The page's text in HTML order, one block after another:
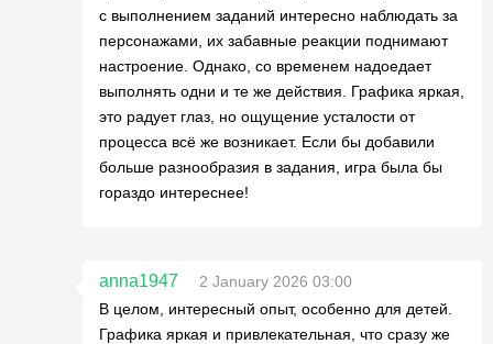
с выполнением заданий интересно наблюдать за
персонажами, их забавные реакции поднимают
настроение. Однако, со временем надоедает
выполнять одни и те же действия. Графика яркая,
это радует глаз, но ощущение усталости от
процесса всё же возникает. Если бы добавили
больше разнообразия в задания, игра была бы
гораздо интереснее!
anna1947
2 January 2026 03:00
В целом, интересный опыт, особенно для детей.
Графика яркая и привлекательная, что сразу же